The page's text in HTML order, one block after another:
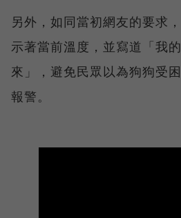
另外，如同當初網友的要求
示著當前溫度，並寫道「我
來」，避免民眾以為狗狗受
報警。